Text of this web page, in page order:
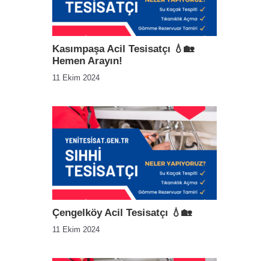
Kasımpaşa Acil Tesisatçı 💧🏡
Hemen Arayın!
11 Ekim 2024
Çengelköy Acil Tesisatçı 💧🏡
11 Ekim 2024